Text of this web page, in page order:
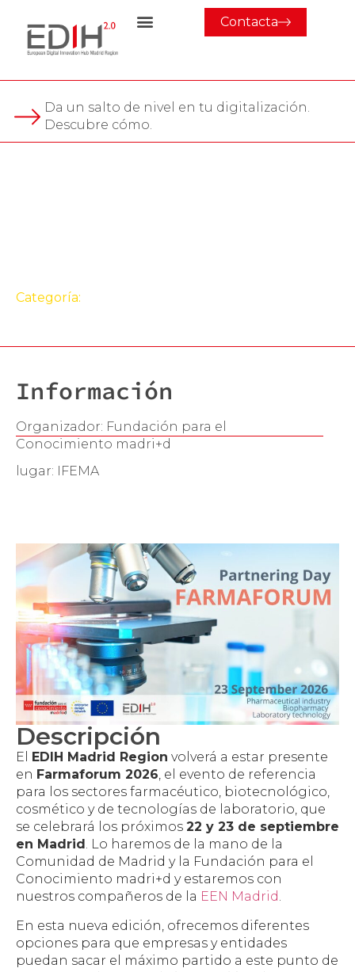
Contacta
Da un salto de nivel en tu digitalización.
Descubre cómo.
Categoría:
Información
Organizador: Fundación para el
Conocimiento madri+d
lugar: IFEMA
Descripción
El EDIH Madrid Region volverá a estar presente
en Farmaforum 2026, el evento de referencia
para los sectores farmacéutico, biotecnológico,
cosmético y de tecnologías de laboratorio, que
se celebrará los próximos 22 y 23 de septiembre
en Madrid . Lo haremos de la mano de la
Comunidad de Madrid y la Fundación para el
Conocimiento madri+d y estaremos con
nuestros compañeros de la EEN Madrid.
En esta nueva edición, ofrecemos diferentes
opciones para que empresas y entidades
puedan sacar el máximo partido a este punto de